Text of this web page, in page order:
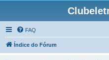
FAQ
Índice do Fórum